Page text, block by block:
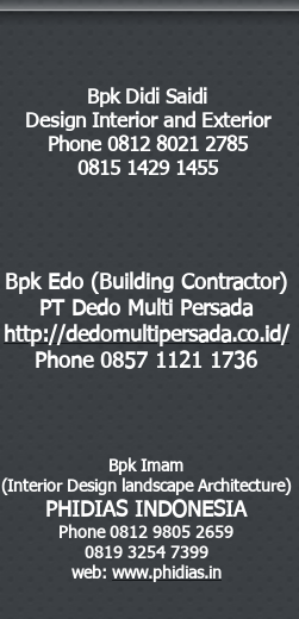
Bpk Didi Saidi
Design Interior and Exterior
Phone 0812 8021 2785
0815 1429 1455
Bpk Edo (Building Contractor)
PT Dedo Multi Persada
http://dedomultipersada.co.id/
Phone 0857 1121 1736
Bpk Imam
(Interior Design landscape Architecture)
PHIDIAS INDONESIA
Phone 0812 9805 2659
0819 3254 7399
web: www.phidias.in